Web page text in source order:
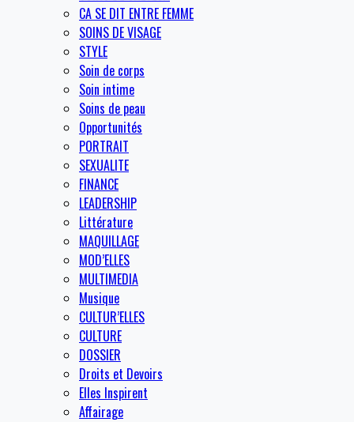
CA SE DIT ENTRE FEMME
SOINS DE VISAGE
STYLE
Soin de corps
Soin intime
Soins de peau
Opportunités
PORTRAIT
SEXUALITE
FINANCE
LEADERSHIP
Littérature
MAQUILLAGE
MOD’ELLES
MULTIMEDIA
Musique
CULTUR’ELLES
CULTURE
DOSSIER
Droits et Devoirs
Elles Inspirent
Affairage